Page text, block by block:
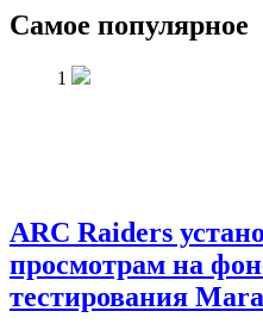
Самое популярное
1
ARC Raiders
просмотрам на
тестирования